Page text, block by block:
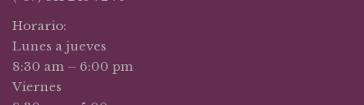
Horario:
Lunes a jueves
8:30 am – 6:00 pm
Viernes